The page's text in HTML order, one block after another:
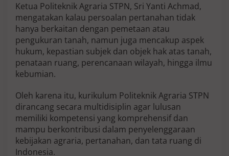
Ketua Politeknik Agraria STPN, Sri Yanti Achmad,
mengatakan kalau persoalan pertanahan tidak
hanya berkaitan dengan pemetaan atau
pengukuran tanah, namun juga mencakup aspek
hukum, kepastian subjek dan objek hak atas tanah,
penataan ruang, perencanaan wilayah, hingga ilmu
kebumian.
Oleh karena itu, kurikulum Politeknik Agraria STPN
dirancang secara multidisiplin agar lulusan
memiliki kompetensi yang komprehensif dan
mampu berkontribusi dalam penyelenggaraan
kebijakan agraria, pertanahan, dan tata ruang di
Indonesia.